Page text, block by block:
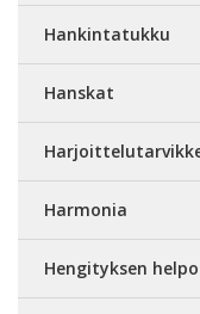
Hankintatukku
Hanskat
Harmonia
Hengityksen